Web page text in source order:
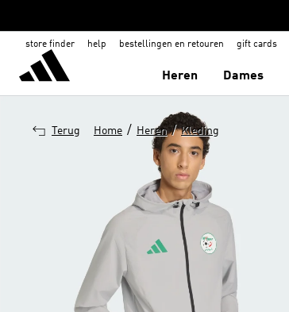
store finder help bestellingen en retouren gift cards
Heren Dames
Terug Home / Heren / Kleding